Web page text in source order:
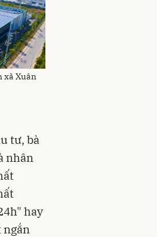
xã Xuân
tư, bà
nhân
hay
ngắn